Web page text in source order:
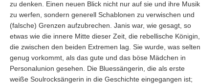
zu denken. Einen neuen Blick nicht nur auf sie und ihre Musik
zu werfen, sondern generell Schablonen zu verwischen und
(falsche) Grenzen aufzubrechen. Janis war, wie gesagt, so
etwas wie die innere Mitte dieser Zeit, die rebellische Königin,
die zwischen den beiden Extremen lag. Sie wurde, was selten
genug vorkommt, als das gute und das böse Mädchen in
Personalunion gesehen. Die Bluessängerin, die als erste
weiße Soulrocksängerin in die Geschichte eingegangen ist;